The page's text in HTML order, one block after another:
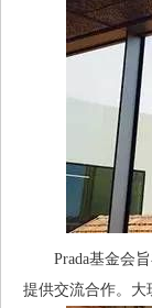
Prada基金会旨
提供交流合作。大